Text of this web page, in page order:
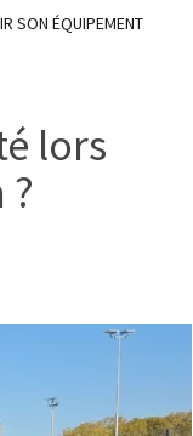
SON ÉQUIPEMENT
lors